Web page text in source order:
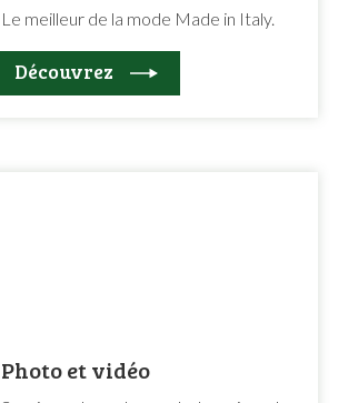
Le meilleur de la mode Made in Italy.
Découvrez
Photo et vidéo